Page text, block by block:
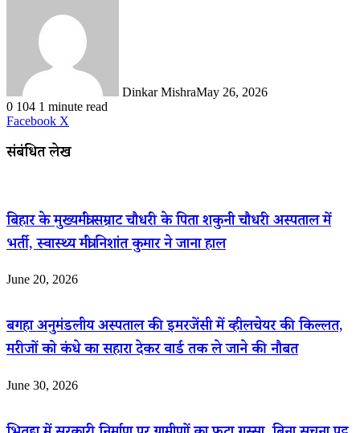
Dinkar MishraMay 26, 2026
0 104 1 minute read
Facebook X
Email
संबंधित लेख
बिहार के मुख्यमंत्री सम्राट चौधरी के पिता शकुनी चौधरी अस्पताल में
भर्ती, स्वास्थ्य मंत्री निशांत कुमार ने जाना हाल
June 20, 2026
बगहा अनुमंडलीय अस्पताल की इमरजेंसी में व्हीलचेयर की किल्लत,
मरीजों को कंधे का सहारा देकर वार्ड तक ले जाने की नौबत
June 30, 2026